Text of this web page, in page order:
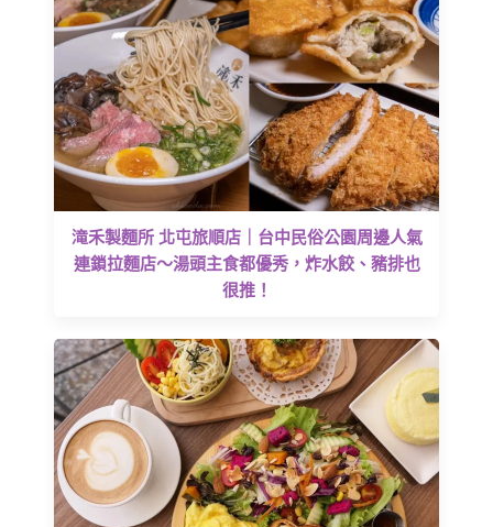
滝禾製麵所 北屯旅順店｜台中民俗公園周邊人氣
連鎖拉麵店～湯頭主食都優秀，炸水餃、豬排也
很推！